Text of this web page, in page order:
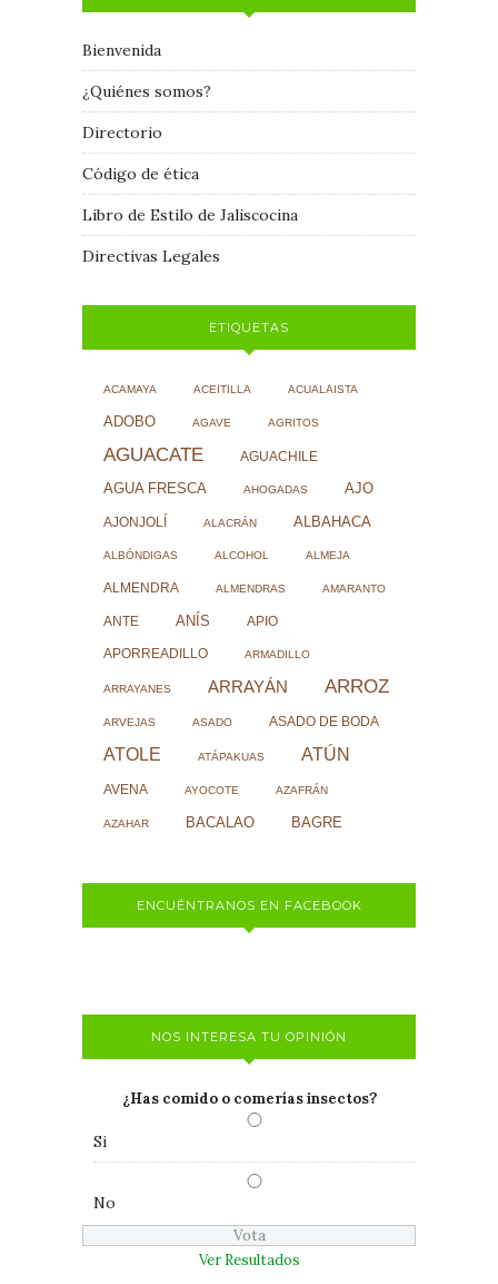
Bienvenida
¿Quiénes somos?
Directorio
Código de ética
Libro de Estilo de Jaliscocina
Directivas Legales
ETIQUETAS
ACAMAYA ACEITILLA ACUALAISTA
ADOBO AGAVE AGRITOS
AGUACATE AGUACHILE
AGUA FRESCA AHOGADAS AJO
AJONJOLÍ ALACRÁN ALBAHACA
ALBÓNDIGAS ALCOHOL ALMEJA
ALMENDRA ALMENDRAS AMARANTO
ANTE ANÍS APIO
APORREADILLO ARMADILLO
ARRAYANES ARRAYÁN ARROZ
ARVEJAS ASADO ASADO DE BODA
ATOLE ATÁPAKUAS ATÚN
AVENA AYOCOTE AZAFRÁN
AZAHAR BACALAO BAGRE
ENCUÉNTRANOS EN FACEBOOK
NOS INTERESA TU OPINIÓN
¿Has comido o comerías insectos?
Si
No
Ver Resultados